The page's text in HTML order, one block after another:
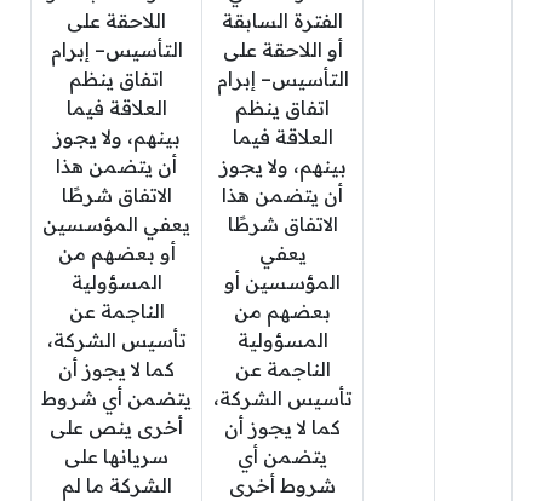
الفترة السابقة
أو اللاحقة على
التأسيس– إبرام
اتفاق ينظم
العلاقة فيما
بينهم، ولا يجوز
أن يتضمن هذا
الاتفاق شرطًا
يعفي
المؤسسين أو
بعضهم من
المسؤولية
الناجمة عن
تأسيس الشركة،
كما لا يجوز أن
يتضمن أي
شروط أخرى
اللاحقة على
التأسيس– إبرام
اتفاق ينظم
العلاقة فيما
بينهم، ولا يجوز
أن يتضمن هذا
الاتفاق شرطًا
يعفي المؤسسين
أو بعضهم من
المسؤولية
الناجمة عن
تأسيس الشركة،
كما لا يجوز أن
يتضمن أي شروط
أخرى ينص على
سريانها على
الشركة ما لم